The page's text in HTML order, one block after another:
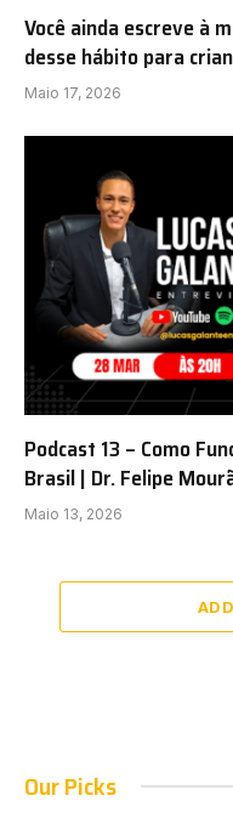
Você ainda escreve à
desse hábito para
Maio 17, 2026
Podcast 13 – Como
Brasil | Dr. Felipe
Maio 13, 2026
Our Picks